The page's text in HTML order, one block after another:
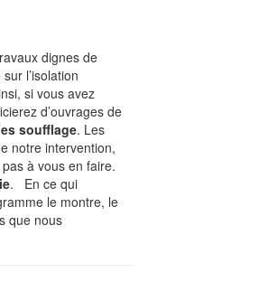
dignes de
l’isolation
si vous avez
d’ouvrages de
soufflage. Les
notre intervention,
à vous en faire.
. En ce qui
le montre, le
que nous